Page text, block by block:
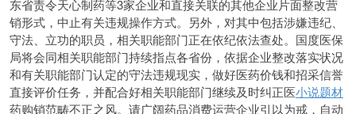
东省责令天心制药等3家企业和直接关联的其他企业片面整改营
销形式，中止有关违规操作方式。另外，对其中包括涉嫌违纪、
守法、立功的职员，相关职能部门正在依纪依法查处。国度医保
局将会同相关职能部门持续指点各省份，依据企业整改落实状况
和有关职能部门认定的守法违规现实，做好医药价钱和招采信誉
直接评价任务，并配合好相关职能部门继续及时纠正医小说题材
药购销范畴不正之风。请广阔药品消费运营企业引以为戒，自动